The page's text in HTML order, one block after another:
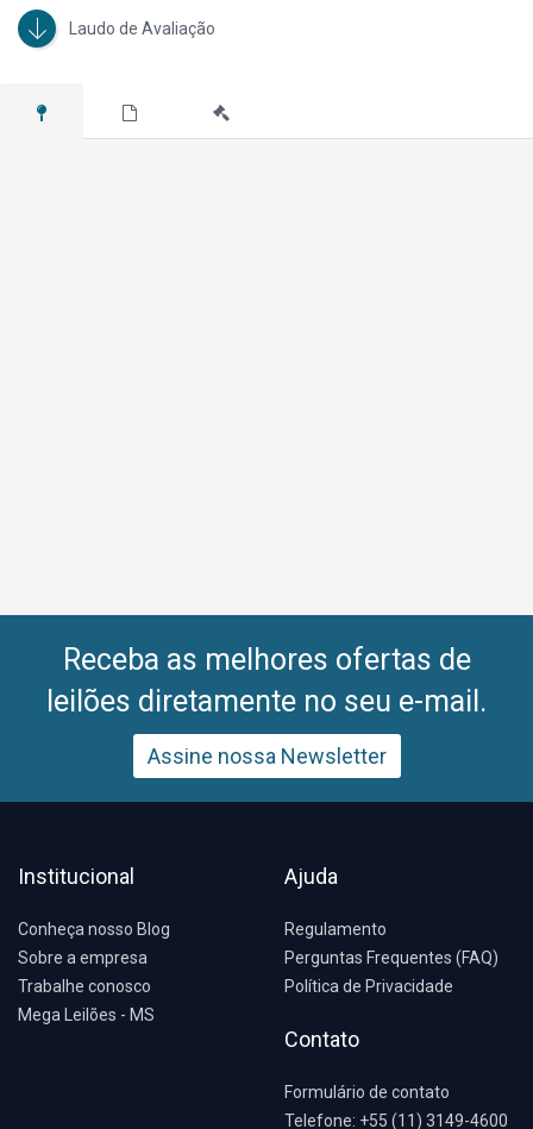
Laudo de Avaliação
Receba as melhores ofertas de
leilões diretamente no seu e-mail.
Assine nossa Newsletter
Institucional
Conheça nosso Blog
Sobre a empresa
Trabalhe conosco
Mega Leilões - MS
Ajuda
Regulamento
Perguntas Frequentes (FAQ)
Política de Privacidade
Contato
Formulário de contato
Telefone: +55 (11) 3149-4600